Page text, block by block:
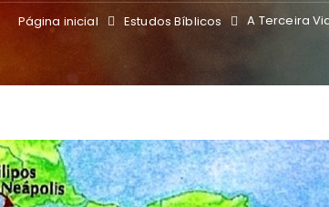
Página inicial Estudos Bíblicos A Terceira